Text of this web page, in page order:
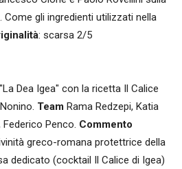
Come gli ingredienti utilizzati nella
: scarsa 2/5
Dea Igea" con la ricetta Il Calice
Team Rama Redzepi, Katia
Federico Penco. Commento
greco-romana protettrice della
dedicato (cocktail Il Calice di Igea)